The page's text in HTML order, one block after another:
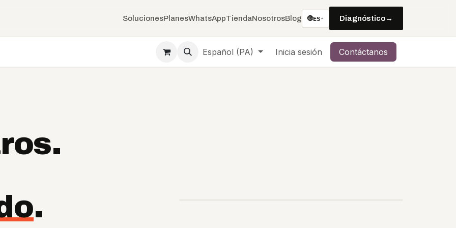
SolucionesPlanesWhatsAppTiendaNosotrosBlog 🌐ES▾ Diagnóstico→
Español (PA) Inicia sesión Contáctanos
.